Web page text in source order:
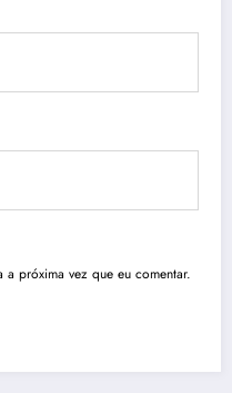
a próxima vez que eu comentar.